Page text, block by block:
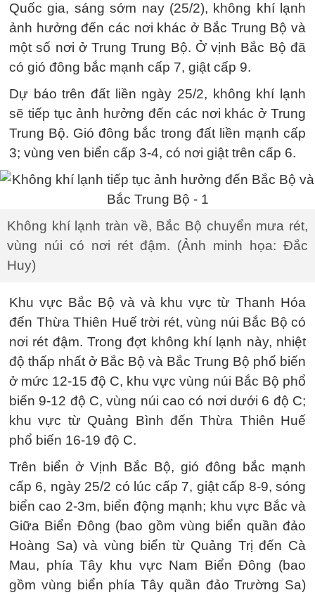
Quốc gia, sáng sớm nay (25/2), không khí lạnh
ảnh hưởng đến các nơi khác ở Bắc Trung Bộ và
một số nơi ở Trung Trung Bộ. Ở vịnh Bắc Bộ đã
có gió đông bắc mạnh cấp 7, giật cấp 9.
Dự báo trên đất liền ngày 25/2, không khí lạnh
sẽ tiếp tục ảnh hưởng đến các nơi khác ở Trung
Trung Bộ. Gió đông bắc trong đất liền mạnh cấp
3; vùng ven biển cấp 3-4, có nơi giật trên cấp 6.
Không khí lạnh tràn về, Bắc Bộ chuyển mưa rét,
vùng núi có nơi rét đậm. (Ảnh minh họa: Đắc
Huy)
Khu vực Bắc Bộ và và khu vực từ Thanh Hóa
đến Thừa Thiên Huế trời rét, vùng núi Bắc Bộ có
nơi rét đậm. Trong đợt không khí lạnh này, nhiệt
độ thấp nhất ở Bắc Bộ và Bắc Trung Bộ phổ biến
ở mức 12-15 độ C, khu vực vùng núi Bắc Bộ phổ
biến 9-12 độ C, vùng núi cao có nơi dưới 6 độ C;
khu vực từ Quảng Bình đến Thừa Thiên Huế
phổ biến 16-19 độ C.
Trên biển ở Vịnh Bắc Bộ, gió đông bắc mạnh
cấp 6, ngày 25/2 có lúc cấp 7, giật cấp 8-9, sóng
biển cao 2-3m, biển động mạnh; khu vực Bắc và
Giữa Biển Đông (bao gồm vùng biển quần đảo
Hoàng Sa) và vùng biển từ Quảng Trị đến Cà
Mau, phía Tây khu vực Nam Biển Đông (bao
gồm vùng biển phía Tây quần đảo Trường Sa)